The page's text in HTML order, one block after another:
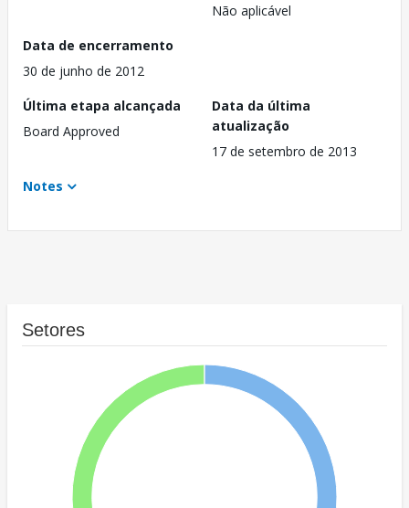
Não aplicável
Data de encerramento
30 de junho de 2012
Última etapa alcançada
Board Approved
Data da última
atualização
17 de setembro de 2013
Notes
Setores